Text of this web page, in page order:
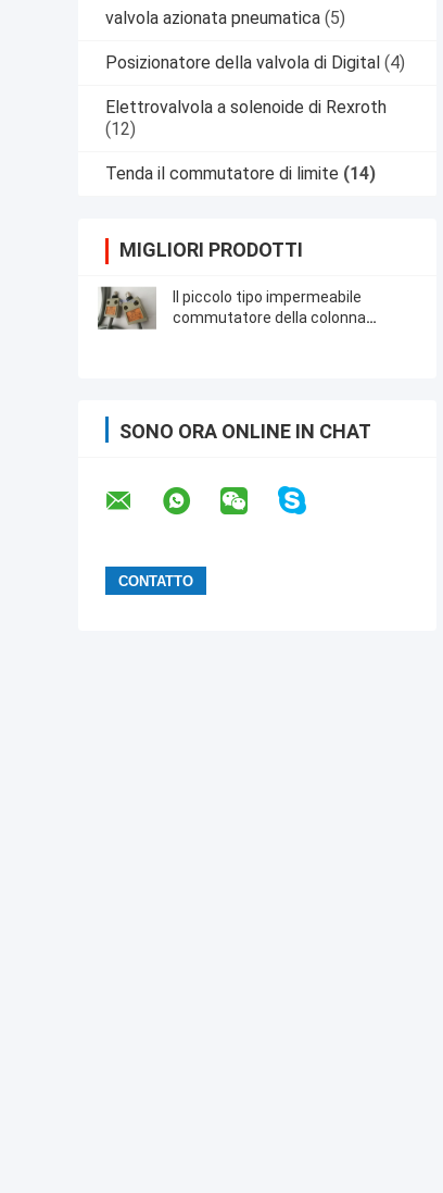
valvola azionata pneumatica (5)
Posizionatore della valvola di Digital (4)
Elettrovalvola a solenoide di Rexroth
(12)
Tenda il commutatore di limite (14)
MIGLIORI PRODOTTI
Il piccolo tipo impermeabile
commutatore della colonna
SONO ORA ONLINE IN CHAT